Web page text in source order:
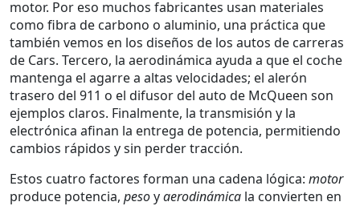
motor. Por eso muchos fabricantes usan materiales
como fibra de carbono o aluminio, una práctica que
también vemos en los diseños de los autos de carreras
de Cars. Tercero, la aerodinámica ayuda a que el coche
mantenga el agarre a altas velocidades; el alerón
trasero del 911 o el difusor del auto de McQueen son
ejemplos claros. Finalmente, la transmisión y la
electrónica afinan la entrega de potencia, permitiendo
cambios rápidos y sin perder tracción.
Estos cuatro factores forman una cadena lógica: motor
produce potencia, pesoyaerodinámica la convierten en